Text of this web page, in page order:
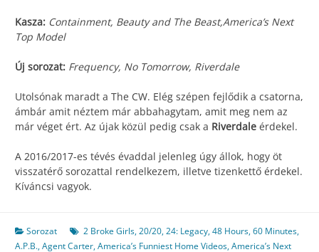
Kasza: Containment, Beauty and The Beast,America’s Next
Top Model
Új sorozat: Frequency, No Tomorrow, Riverdale
Utolsónak maradt a The CW. Elég szépen fejlődik a csatorna,
ámbár amit néztem már abbahagytam, amit meg nem az
már véget ért. Az újak közül pedig csak a Riverdale érdekel.
A 2016/2017-es tévés évaddal jelenleg úgy állok, hogy öt
visszatérő sorozattal rendelkezem, illetve tizenkettő érdekel.
Kíváncsi vagyok.
Sorozat 2 Broke Girls,20/20,24: Legacy,48 Hours,60 Minutes,
A.P.B.,Agent Carter,America’s Funniest Home Videos,America’s Next